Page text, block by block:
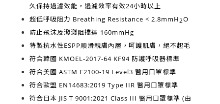
久保持過濾效能，過濾效率有效24小時以上
超低呼吸阻力 Breathing Resistance < 2.8mmH2O
防止飛沫及潑濺阻擋達 160mmHg
特製抗水性ESPP順滑親膚內層，呵護肌膚，絕不起毛
符合韓國 KMOEL-2017-64 KF94 防護呼吸器標準
符合美國 ASTM F2100-19 Level3 醫用口罩標準
符合歐盟 EN14683:2019 Type IIR 醫用口罩標準
符合日本 JIS T 9001:2021 Class III 醫用口罩標準 (由